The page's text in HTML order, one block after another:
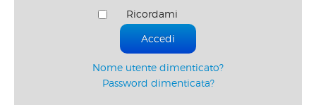
Ricordami
Accedi
Nome utente dimenticato?
Password dimenticata?